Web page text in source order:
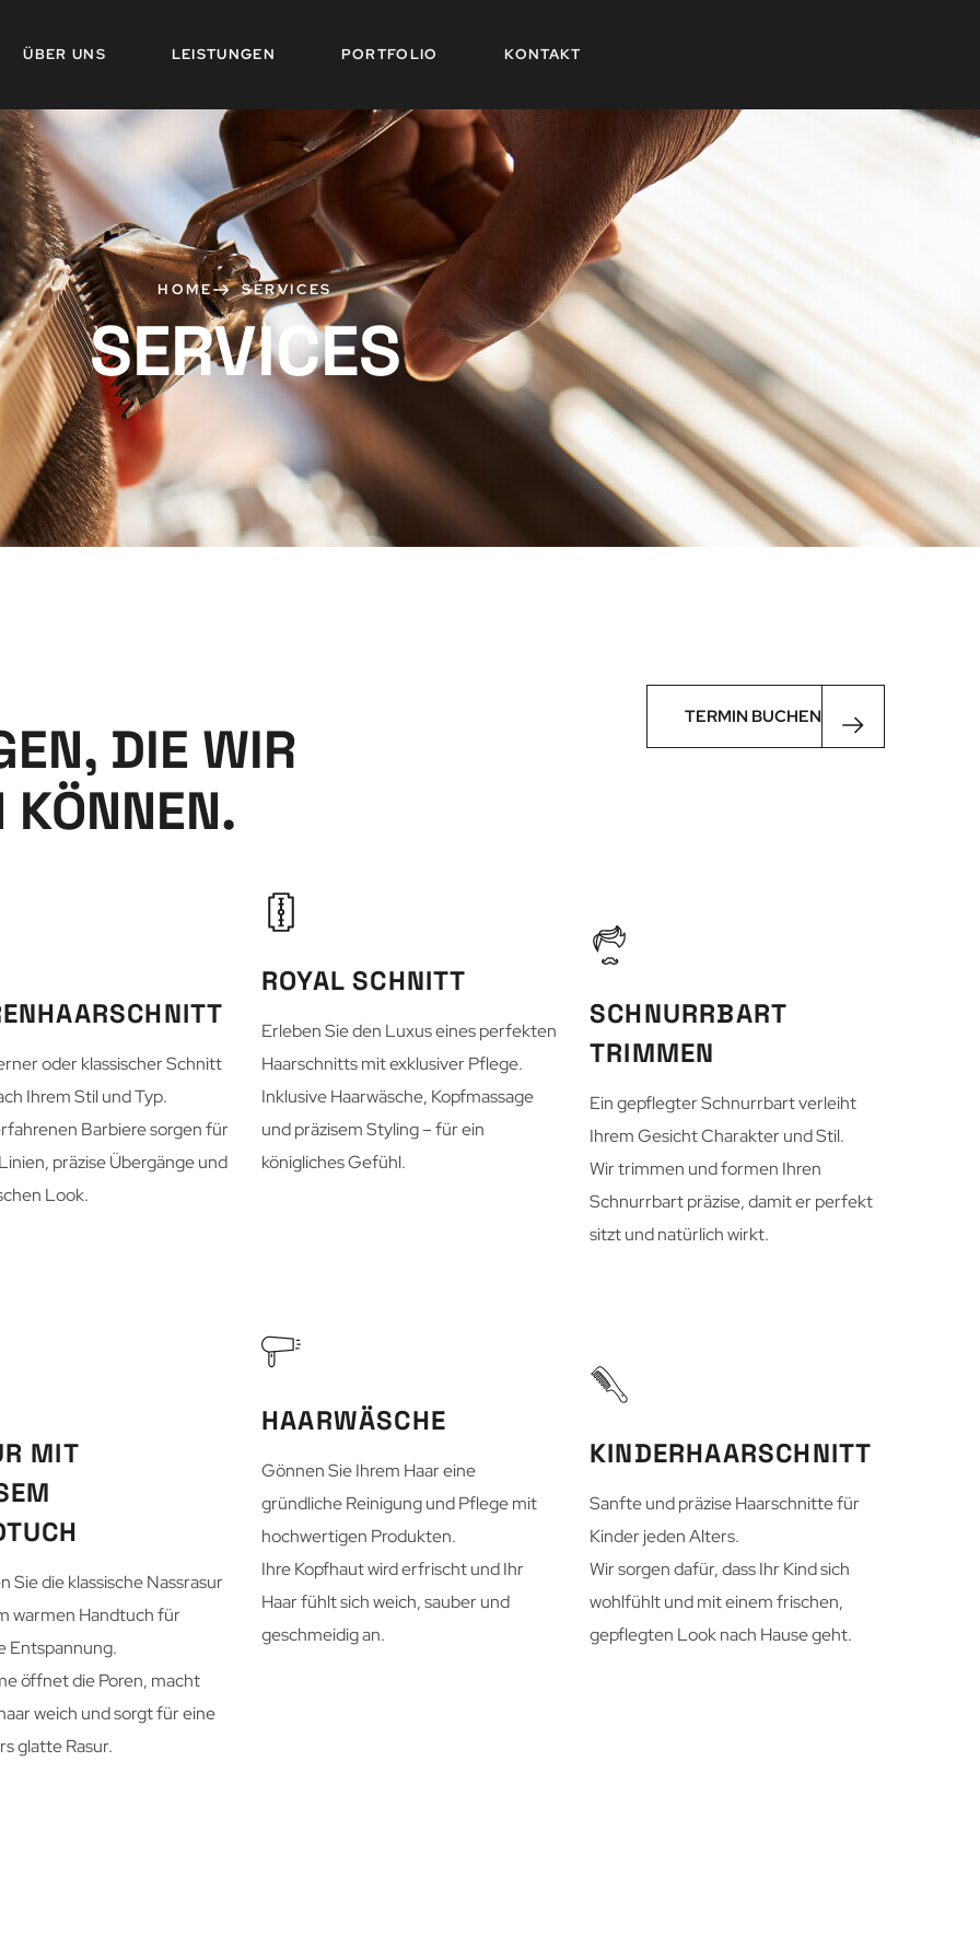
ÜBER UNS LEISTUNGEN PORTFOLIO KONTAKT
HOME SERVICES
SERVICES
DIE WIR
TERMIN BUCHEN
oder klassischer Schnitt
Ihrem Stil und Typ.
Barbiere sorgen für
präzise Übergänge und
Look.
ROYAL SCHNITT
Erleben Sie den Luxus eines perfekten
Haarschnitts mit exklusiver Pflege.
Inklusive Haarwäsche, Kopfmassage
und präzisem Styling – für ein
königliches Gefühl.
SCHNURRBART
TRIMMEN
Ein gepflegter Schnurrbart verleiht
Ihrem Gesicht Charakter und Stil.
Wir trimmen und formen Ihren
Schnurrbart präzise, damit er perfekt
sitzt und natürlich wirkt.
MIT
Sie die klassische Nassrasur
warmen Handtuch für
Entspannung.
öffnet die Poren, macht
weich und sorgt für eine
glatte Rasur.
HAARWÄSCHE
Gönnen Sie Ihrem Haar eine
gründliche Reinigung und Pflege mit
hochwertigen Produkten.
Ihre Kopfhaut wird erfrischt und Ihr
Haar fühlt sich weich, sauber und
geschmeidig an.
KINDERHAARSCHNITT
Sanfte und präzise Haarschnitte für
Kinder jeden Alters.
Wir sorgen dafür, dass Ihr Kind sich
wohlfühlt und mit einem frischen,
gepflegten Look nach Hause geht.